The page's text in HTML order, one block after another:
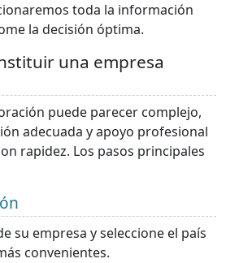
toda la información
la decisión óptima.
una empresa
puede parecer complejo,
adecuada y apoyo profesional
rapidez. Los pasos principales
su empresa y seleccione el país
convenientes.